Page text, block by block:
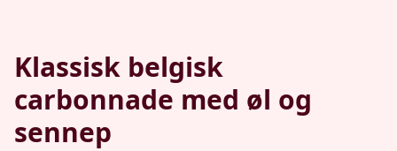
Klassisk belgisk
carbonnade med øl og
sennep